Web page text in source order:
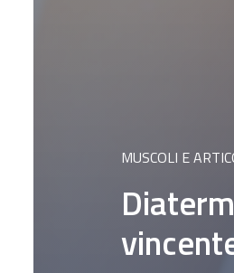
MUSCOLI E